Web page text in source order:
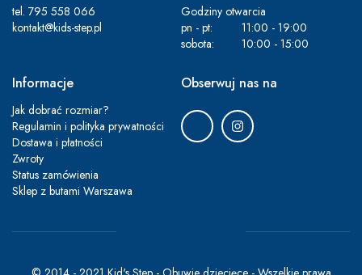
tel. 795 558 066
kontakt@kids-step.pl
Godziny otwarcia
pn - pt:
11:00 - 19:00
sobota:
10:00 - 15:00
Informacje
Jak dobrać rozmiar?
Regulamin i polityka prywatności
Dostawa i płatności
Zwroty
Status zamówienia
Sklep z butami Warszawa
Obserwuj nas na